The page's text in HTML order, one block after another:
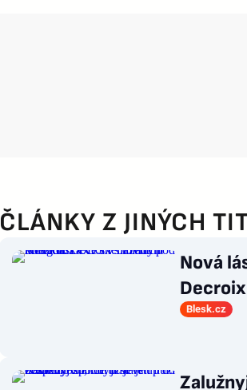
ČLÁNKY Z JINÝCH
Nová
bazénu
Blesk.cz